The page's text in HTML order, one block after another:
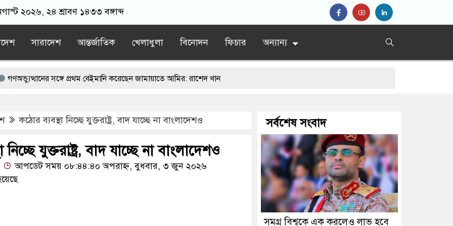
২০২৬, ২৪ শ্রাবণ ১৪৩৩ বঙ্গাব্দ
সারাদেশ আন্তর্জাতিক খেলাধুলা বিনোদন ফিচার অন্যান্য
সঙ্গে প্রথম বেইমানি করেছেন জামায়াতে আমির: রাশেদ খান
সাগরে ভাসছে মার্কিন রণতরি, জবাব চায় ২০০ পরিবার
করলেন বিএনপি নেতা
আগেই গর্ভবতী, মেয়েকে নদীতে ডুবিয়ে হত্যা করলেন বাবা
কঠোর ব্যবস্থা নিচ্ছে যুক্তরাষ্ট্র, বাদ যাচ্ছে না বাংলাদেশও
যুক্তরাষ্ট্র, বাদ যাচ্ছে না বাংলাদেশও
আপডেট সময় ০৮:৪৪:৪০ অপরাহ্ন, বুধবার, ৩ জুন ২০২৬
সর্বশেষ সংবাদ
সমগ্র বিশ্বকে এক করলেও লাভ হবে